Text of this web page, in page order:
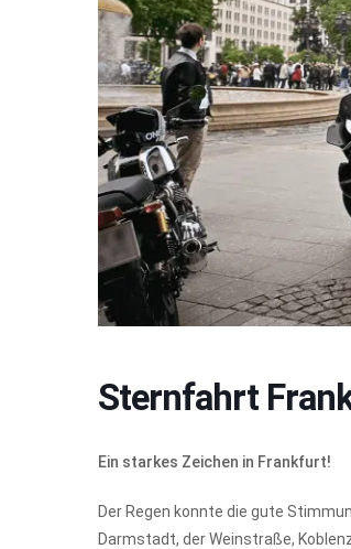
Sternfahrt
Ein starkes Zeichen in Frankfurt!
Der Regen konnte die gute
Darmstadt, der Weinstraße,